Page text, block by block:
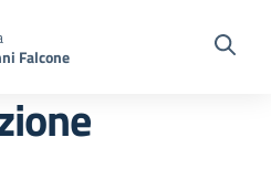
Falcone